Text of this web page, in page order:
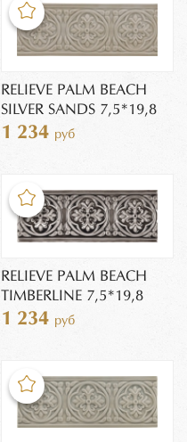
RELIEVE PALM BEACH
SILVER SANDS 7,5*19,8
1 234 руб
RELIEVE PALM BEACH
TIMBERLINE 7,5*19,8
1 234 руб